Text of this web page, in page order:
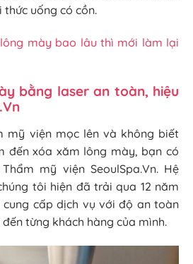
uống có cồn.
mày bao lâu thì mới làm lại
bằng laser an toàn, hiệu
mỹ viện mọc lên và không biết
đến xóa xăm lông mày, bạn có
mỹ viện SeoulSpa.Vn. Hệ
tôi hiện đã trải qua 12 năm
cung cấp dịch vụ với độ an toàn
từng khách hàng của mình.